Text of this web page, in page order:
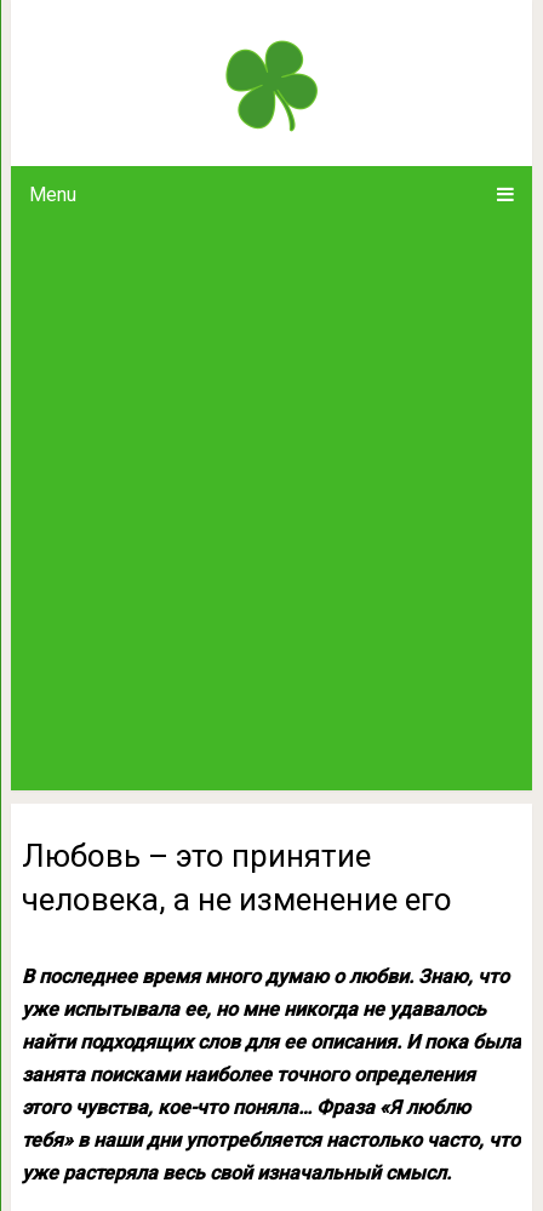
Menu
Любовь – это принятие
Любовь – это принятие
человека, а не изменение его
В последнее время много думаю о любви. Знаю, что
уже испытывала ее, но мне никогда не удавалось
найти подходящих слов для ее описания. И пока была
занята поисками наиболее точного определения
этого чувства, кое-что поняла… Фраза «Я люблю
тебя» в наши дни употребляется настолько часто, что
уже растеряла весь свой изначальный смысл.